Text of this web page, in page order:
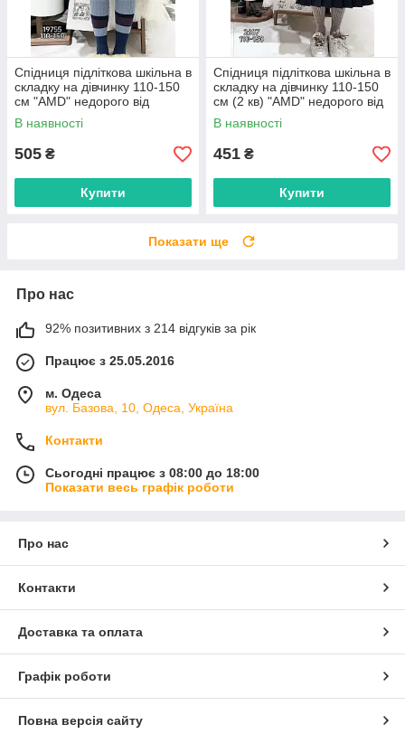
Спідниця підліткова шкільна в
складку на дівчинку 110-150
см "AMD" недорого від
прямого постачальника
В наявності
505 ₴
Купити
Спідниця підліткова шкільна в
складку на дівчинку 110-150
см (2 кв) "AMD" недорого від
прямого постачальника
В наявності
451 ₴
Купити
Показати ще
Про нас
92% позитивних з 214 відгуків за рік
Працює з 25.05.2016
м. Одеса
вул. Базова, 10, Одеса, Україна
Контакти
Сьогодні працює з 08:00 до 18:00
Показати весь графік роботи
Про нас
Контакти
Доставка та оплата
Графік роботи
Повна версія сайту